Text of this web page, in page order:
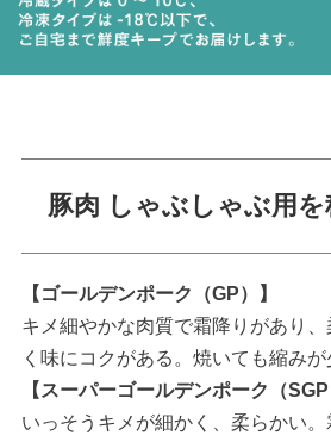
豚肉 しゃぶしゃぶ用
【ゴールデンポーク（GP）】
キメ細やかな肉質で霜降りがあり
く味にコクがある。焼いても縮みが
【スーパーゴールデンポーク（SGP
いっそうキメが細かく、柔らかい